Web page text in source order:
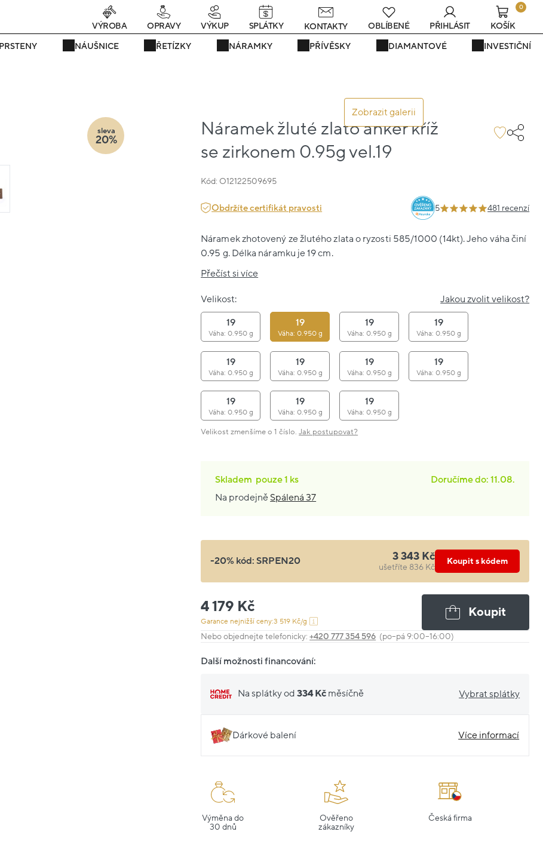
Právě teď! - 20 % na vše! Kód: SRPEN20 24 dní : 14h : 40m : 24s
PRSTENY NÁUŠNICE ŘETÍZKY NÁRAMKY PŘÍVĚSKY DIAMANTOVÉ INVESTIČNÍ
VÝROBA OPRAVY VÝKUP SPLÁTKY KONTAKTY OBLÍBENÉ PŘIHLÁSIT
0
KOŠÍK
Zobrazit galerii
Náramek žluté zlato anker kříž
se zirkonem 0.95g vel.19
Kód: O12122509695
sleva
20%
Obdržíte certifikát pravosti 5 481 recenzí
Náramek zhotovený ze žlutého zlata o ryzosti 585/1000 (14kt). Jeho váha činí
0.95 g. Délka náramku je 19 cm.
Přečíst si více
Velikost: Jakou zvolit velikost?
19
Váha: 0.950 g
19
Váha: 0.950 g
19
Váha: 0.950 g
19
Váha: 0.950 g
19
Váha: 0.950 g
19
Váha: 0.950 g
19
Váha: 0.950 g
19
Váha: 0.950 g
19
Váha: 0.950 g
19
Váha: 0.950 g
19
Váha: 0.950 g
Velikost zmenšíme o 1 číslo.Jak postupovat?
Skladem pouze1 ks
Doručíme do: 11.08.
Na prodejně Spálená 37
-20% kód:SRPEN20 3 343 Kč
ušetříte 836 Kč
Koupit s kódem
4 179 Kč
Garance nejnižší ceny:3 519 Kč/g
Koupit
Nebo objednejte telefonicky:+420 777 354 596 (po–pá 9:00–16:00)
Další možnosti financování:
Na splátky od334 Kč měsíčně Vybrat splátky
Dárkové balení Více informací
Výměna do
30 dnů
Ověřeno
zákazníky
Česká firma